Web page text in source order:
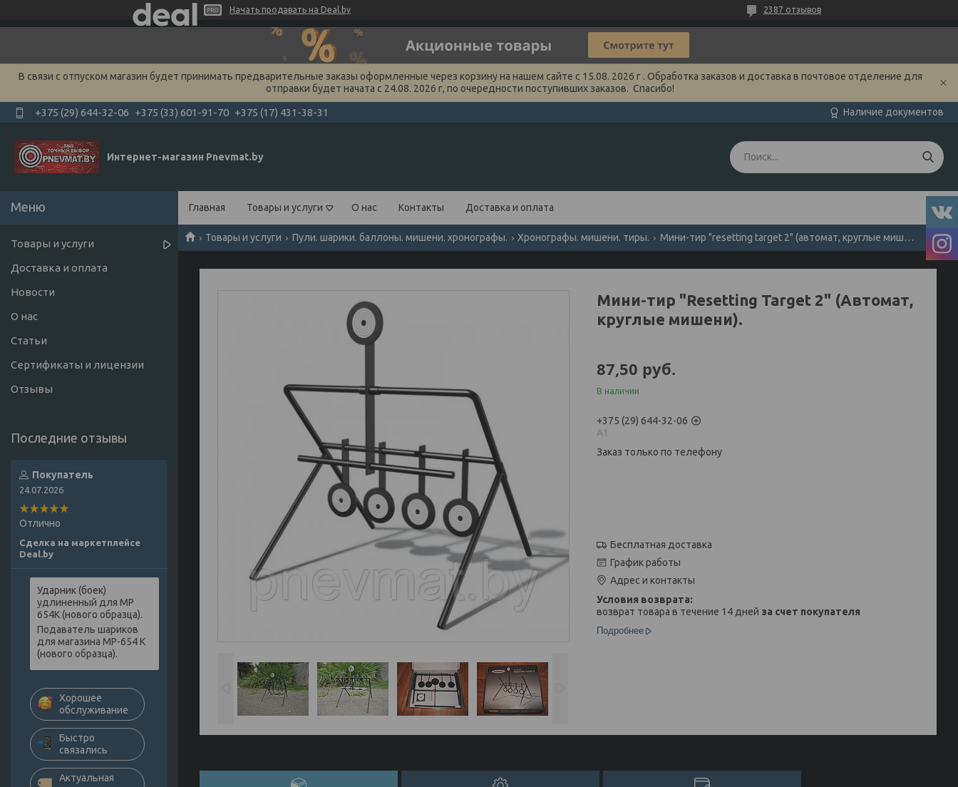
Начать продавать на Deal.by 2387 отзывов
В связи с отпуском магазин будет принимать предварительные заказы оформленные через корзину на нашем сайте с 15.08. 2026 г . Обработка заказов и доставка в почтовое отделение для
отправки будет начата с 24.08. 2026 г, по очередности поступивших заказов. Спасибо!
+375 (29) 644-32-06 +375 (33) 601-91-70 +375 (17) 431-38-31 Наличие документов
Интернет-магазин Pnevmat.by
Главная Товары и услуги О нас Контакты Доставка и оплата
Товары и услуги Пули. шарики. баллоны. мишени. хронографы. Хронографы. мишени. тиры. Мини-тир "resetting target 2" (автомат, круглые мишени).
Мини-тир "Resetting Target 2" (Автомат,
круглые мишени).
87,50 руб.
В наличии
+375 (29) 644-32-06
А1
Заказ только по телефону
Бесплатная доставка
График работы
Адрес и контакты
возврат товара в течение 14 дней за счет покупателя
Подробнее
Товары и услуги
Доставка и оплата
Новости
О нас
Статьи
Сертификаты и лицензии
Отзывы
Покупатель
24.07.2026
Отлично
Сделка на маркетплейсе
Deal.by
Ударник (боек)
удлиненный для МР
654К (нового образца).
Подаватель шариков
для магазина МР-654 К
(нового образца).
Хорошее
обслуживание
Быстро
связались
Актуальная